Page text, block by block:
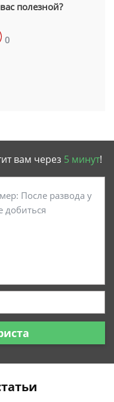
полезной?
0
вам через 5 минут!